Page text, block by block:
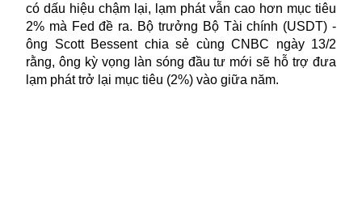
có dấu hiệu chậm lại, lạm phát vẫn cao hơn mục tiêu
2% mà Fed đề ra. Bộ trưởng Bộ Tài chính (USDT) -
ông Scott Bessent chia sẻ cùng CNBC ngày 13/2
rằng, ông kỳ vọng làn sóng đầu tư mới sẽ hỗ trợ đưa
lạm phát trở lại mục tiêu (2%) vào giữa năm.